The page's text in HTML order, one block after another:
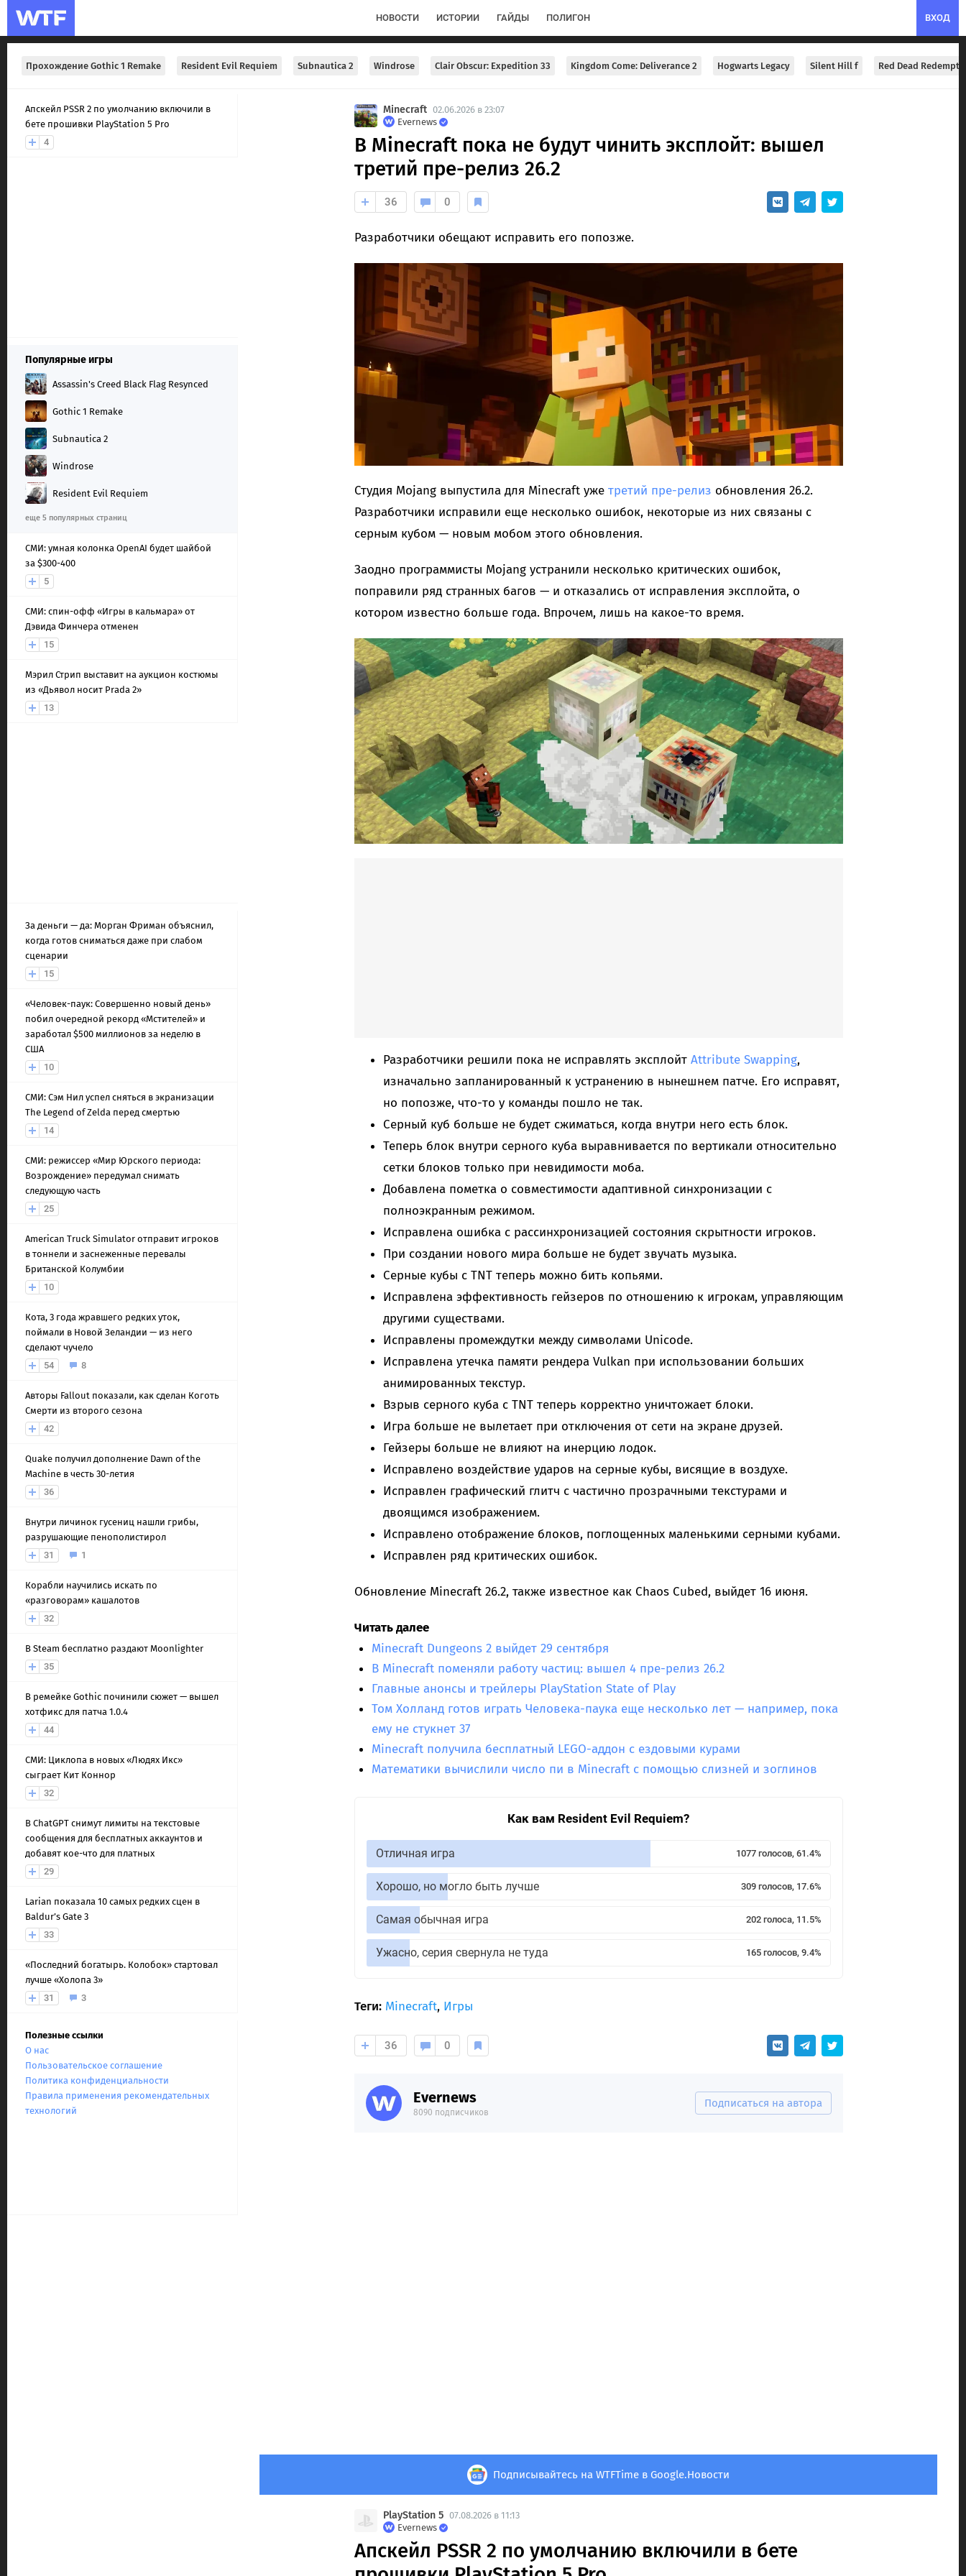
ВХОД
НОВОСТИ ИСТОРИИ ГАЙДЫ ПОЛИГОН
Прохождение Gothic 1 Remake Resident Evil Requiem Subnautica 2 Windrose Clair Obscur: Expedition 33 Kingdom Come: Deliverance 2 Hogwarts Legacy Silent Hill f Red Dead
Апскейл PSSR 2 по умолчанию включили в
бете прошивки PlayStation 5 Pro
4
Популярные игры
Assassin's Creed Black Flag Resynced
Gothic 1 Remake
Subnautica 2
Windrose
Resident Evil Requiem
еще 5 популярных страниц
СМИ: умная колонка OpenAI будет шайбой
за $300-400
5
СМИ: спин-офф «Игры в кальмара» от
Дэвида Финчера отменен
15
Мэрил Стрип выставит на аукцион костюмы
из «Дьявол носит Prada 2»
13
За деньги — да: Морган Фриман объяснил,
когда готов сниматься даже при слабом
сценарии
15
«Человек-паук: Совершенно новый день»
побил очередной рекорд «Мстителей» и
заработал $500 миллионов за неделю в
США
10
СМИ: Сэм Нил успел сняться в экранизации
The Legend of Zelda перед смертью
14
СМИ: режиссер «Мир Юрского периода:
Возрождение» передумал снимать
следующую часть
25
American Truck Simulator отправит игроков
в тоннели и заснеженные перевалы
Британской Колумбии
10
Кота, 3 года жравшего редких уток,
поймали в Новой Зеландии — из него
сделают чучело
54
8
Авторы Fallout показали, как сделан Коготь
Смерти из второго сезона
42
Quake получил дополнение Dawn of the
Machine в честь 30-летия
36
Внутри личинок гусениц нашли грибы,
разрушающие пенополистирол
31
1
Корабли научились искать по
«разговорам» кашалотов
32
В Steam бесплатно раздают Moonlighter
35
В ремейке Gothic починили сюжет — вышел
хотфикс для патча 1.0.4
44
СМИ: Циклопа в новых «Людях Икс»
сыграет Кит Коннор
32
В ChatGPT снимут лимиты на текстовые
сообщения для бесплатных аккаунтов и
добавят кое-что для платных
29
Larian показала 10 самых редких сцен в
Baldur’s Gate 3
33
«Последний богатырь. Колобок» стартовал
лучше «Холопа 3»
31
3
Полезные ссылки
О нас
Пользовательское соглашение
Политика конфиденциальности
Правила применения рекомендательных
технологий
Minecraft 02.06.2026 в 23:07
Evernews
В Minecraft пока не будут чинить эксплойт: вышел
третий пре-релиз 26.2
36 0
Разработчики обещают исправить его попозже.
Студия Mojang выпустила для Minecraft уже третий пре-релиз обновления 26.2.
Разработчики исправили еще несколько ошибок, некоторые из них связаны с
серным кубом — новым мобом этого обновления.
Заодно программисты Mojang устранили несколько критических ошибок,
поправили ряд странных багов — и отказались от исправления эксплойта, о
котором известно больше года. Впрочем, лишь на какое-то время.
Разработчики решили пока не исправлять эксплойт Attribute Swapping,
изначально запланированный к устранению в нынешнем патче. Его исправят,
но попозже, что-то у команды пошло не так.
Серный куб больше не будет сжиматься, когда внутри него есть блок.
Теперь блок внутри серного куба выравнивается по вертикали относительно
сетки блоков только при невидимости моба.
Добавлена пометка о совместимости адаптивной синхронизации с
полноэкранным режимом.
Исправлена ошибка с рассинхронизацией состояния скрытности игроков.
При создании нового мира больше не будет звучать музыка.
Серные кубы с TNT теперь можно бить копьями.
Исправлена эффективность гейзеров по отношению к игрокам, управляющим
другими существами.
Исправлены промеждутки между символами Unicode.
Исправлена утечка памяти рендера Vulkan при использовании больших
анимированных текстур.
Взрыв серного куба с TNT теперь корректно уничтожает блоки.
Игра больше не вылетает при отключения от сети на экране друзей.
Гейзеры больше не влияют на инерцию лодок.
Исправлено воздействие ударов на серные кубы, висящие в воздухе.
Исправлен графический глитч с частично прозрачными текстурами и
двоящимся изображением.
Исправлено отображение блоков, поглощенных маленькими серными кубами.
Исправлен ряд критических ошибок.
Обновление Minecraft 26.2, также известное как Chaos Cubed, выйдет 16 июня.
Читать далее
Minecraft Dungeons 2 выйдет 29 сентября
В Minecraft поменяли работу частиц: вышел 4 пре-релиз 26.2
Главные анонсы и трейлеры PlayStation State of Play
Том Холланд готов играть Человека-паука еще несколько лет — например, пока
ему не стукнет 37
Minecraft получила бесплатный LEGO-аддон с ездовыми курами
Математики вычислили число пи в Minecraft с помощью слизней и зоглинов
Как вам Resident Evil Requiem?
Отличная игра 1077 голосов, 61.4%
Хорошо, но могло быть лучше 309 голосов, 17.6%
Самая обычная игра 202 голоса, 11.5%
Ужасно, серия свернула не туда 165 голосов, 9.4%
Теги: Minecraft, Игры
36 0
Evernews
8090 подписчиков
Подписаться на автора
Подписывайтесь на WTFTime в Google.Новости
PlayStation 5 07.08.2026 в 11:13
Evernews
Апскейл PSSR 2 по умолчанию включили в бете